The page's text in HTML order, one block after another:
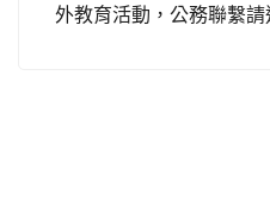
外教育活動，公務聯繫請